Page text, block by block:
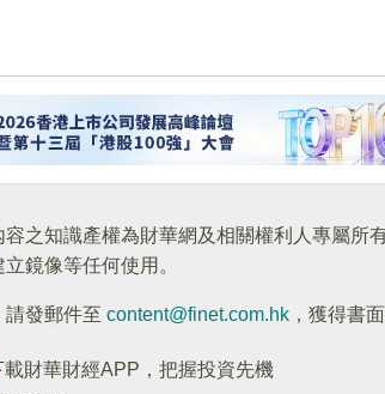
之知識產權為財華網及相關權利人專屬所
鏡像等任何使用。
請發郵件至 content@finet.com.hk ，獲得書
載財華財經APP，把握投資先機